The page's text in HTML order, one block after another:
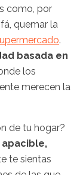
como, por
quemar la
.
basada en
los
merecen la
de tu hogar?
te sientas